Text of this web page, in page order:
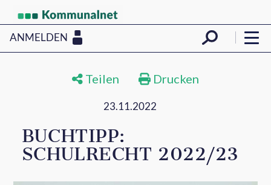
ANMELDEN
Teilen Drucken
23.11.2022
BUCHTIPP:
SCHULRECHT 2022/23